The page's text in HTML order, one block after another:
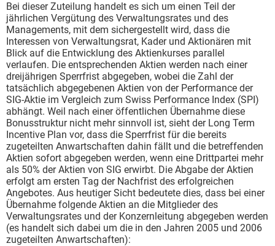
Bei dieser Zuteilung handelt es sich um einen Teil der
jährlichen Vergütung des Verwaltungsrates und des
Managements, mit dem sichergestellt wird, dass die
Interessen von Verwaltungsrat, Kader und Aktionären mit
Blick auf die Entwicklung des Aktienkurses parallel
verlaufen. Die entsprechenden Aktien werden nach einer
dreijährigen Sperrfrist abgegeben, wobei die Zahl der
tatsächlich abgegebenen Aktien von der Performance der
SIG-Aktie im Vergleich zum Swiss Performance Index (SPI)
abhängt. Weil nach einer öffentlichen Übernahme diese
Bonusstruktur nicht mehr sinnvoll ist, sieht der Long Term
Incentive Plan vor, dass die Sperrfrist für die bereits
zugeteilten Anwartschaften dahin fällt und die betreffenden
Aktien sofort abgegeben werden, wenn eine Drittpartei mehr
als 50% der Aktien von SIG erwirbt. Die Abgabe der Aktien
erfolgt am ersten Tag der Nachfrist des erfolgreichen
Angebotes. Aus heutiger Sicht bedeutete dies, dass bei einer
Übernahme folgende Aktien an die Mitglieder des
Verwaltungsrates und der Konzernleitung abgegeben werden
(es handelt sich dabei um die in den Jahren 2005 und 2006
zugeteilten Anwartschaften):